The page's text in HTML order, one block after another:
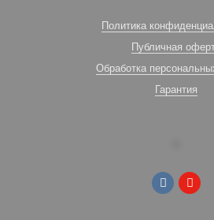
Политика
Публичная
Обработка
Гарантия